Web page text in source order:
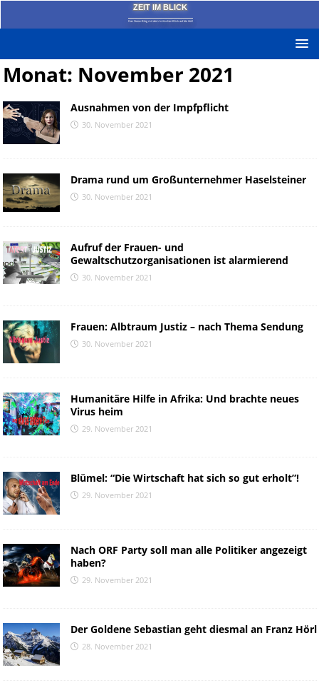
ZEIT IM BLICK
Das News-Blog mit dem kritischen Blick auf die Zeit!
Monat: November 2021
Ausnahmen von der Impfpflicht
30. November 2021
Drama rund um Großunternehmer Haselsteiner
30. November 2021
Aufruf der Frauen- und
Gewaltschutzorganisationen ist alarmierend
30. November 2021
Frauen: Albtraum Justiz – nach Thema Sendung
30. November 2021
Humanitäre Hilfe in Afrika: Und brachte neues
Virus heim
29. November 2021
Blümel: “Die Wirtschaft hat sich so gut erholt”!
29. November 2021
Nach ORF Party soll man alle Politiker angezeigt
haben?
29. November 2021
Der Goldene Sebastian geht diesmal an Franz Hörl
28. November 2021